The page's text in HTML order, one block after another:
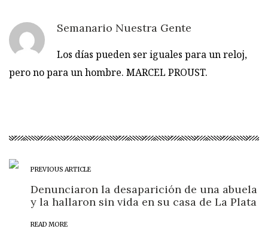
Semanario Nuestra Gente
Los días pueden ser iguales para un reloj,
pero no para un hombre. MARCEL PROUST.
PREVIOUS ARTICLE
Denunciaron la desaparición de una abuela
y la hallaron sin vida en su casa de La Plata
READ MORE